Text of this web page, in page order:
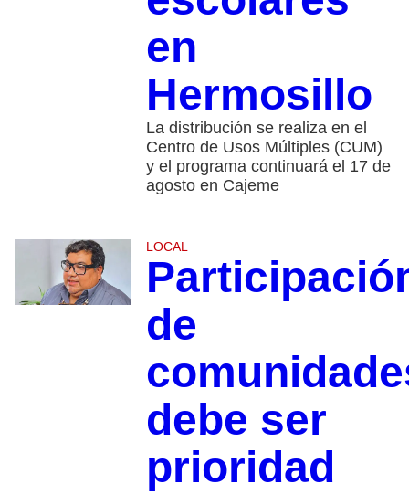
en
Hermosillo
La distribución se realiza en el
Centro de Usos Múltiples (CUM)
y el programa continuará el 17 de
agosto en Cajeme
LOCAL
de
debe ser
prioridad